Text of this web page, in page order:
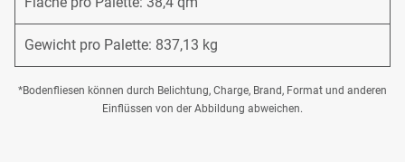
Gewicht pro Palette: 837,13 kg
*Bodenfliesen können durch Belichtung, Charge, Brand, Format und anderen
Einflüssen von der Abbildung abweichen.